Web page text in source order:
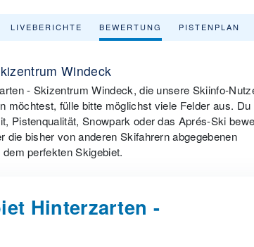
LIVEBERICHTE BEWERTUNG PISTENPLAN
Windeck
- Skizentrum Windeck, die unsere Skiinfo-
möchtest, fülle bitte möglichst viele Felder aus. Du
Pistenqualität, Snowpark oder das Aprés-Ski
bisher von anderen Skifahrern abgegebenen
perfekten Skigebiet.
Hinterzarten -